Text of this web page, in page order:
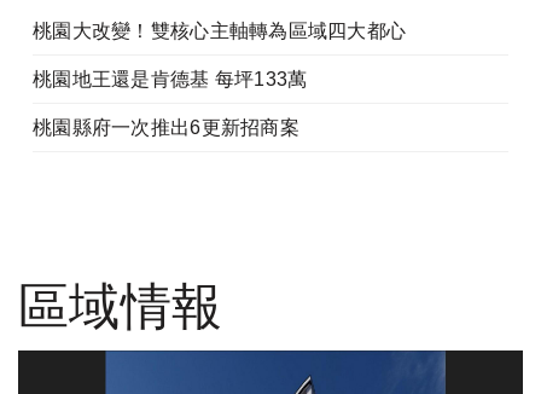
桃園大改變！雙核心主軸轉為區域四大都心
桃園地王還是肯德基 每坪133萬
桃園縣府一次推出6更新招商案
區域情報